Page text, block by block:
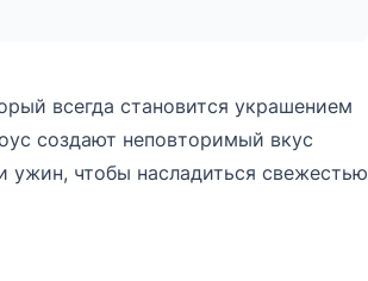
всегда становится украшением
создают неповторимый вкус
ужин, чтобы насладиться свежестью